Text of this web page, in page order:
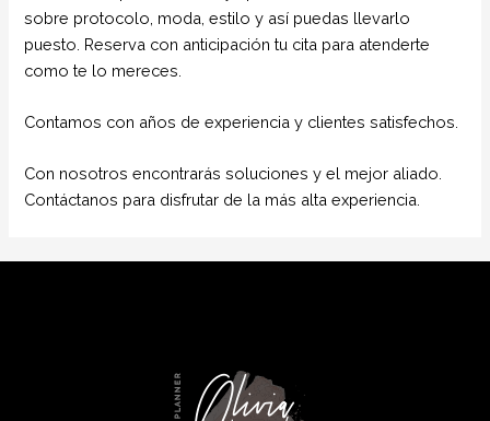
sobre protocolo, moda, estilo y así puedas llevarlo
puesto. Reserva con anticipación tu cita para atenderte
como te lo mereces.
Contamos con años de experiencia y clientes satisfechos.
Con nosotros encontrarás soluciones y el mejor aliado.
Contáctanos para disfrutar de la más alta experiencia.